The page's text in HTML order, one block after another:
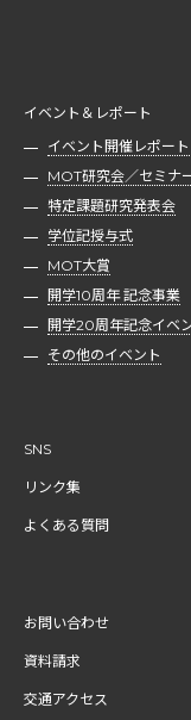
イベント＆レポート
イベント開催レポート
MOT研究会／セミナ
特定課題研究発表会
学位記授与式
MOT大賞
開学10周年 記念事業
開学20周年記念イベ
その他のイベント
SNS
リンク集
よくある質問
お問い合わせ
資料請求
交通アクセス